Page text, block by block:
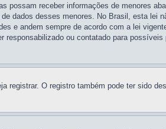
possam receber informações de menores
dados desses menores. No Brasil, esta lei
e andem sempre de acordo com a lei
ou contatado para
registrar. O registro também pode ter sido